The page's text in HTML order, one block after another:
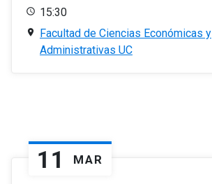
15:30
Facultad de Ciencias Económicas y
Administrativas UC
11 MAR